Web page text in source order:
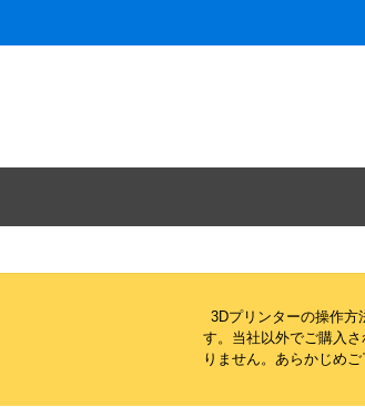
3Dプリンターの操作方
す。当社以外でご購入
りません。 あらかじめ